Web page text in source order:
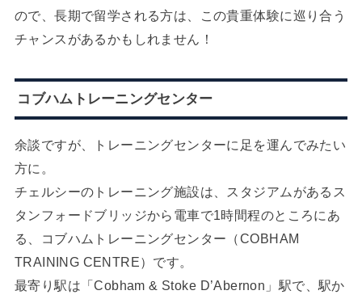
ので、長期で留学される方は、この貴重体験に巡り合う
チャンスがあるかもしれません！
コブハムトレーニングセンター
余談ですが、トレーニングセンターに足を運んでみたい
方に。
チェルシーのトレーニング施設は、スタジアムがあるス
タンフォードブリッジから電車で1時間程のところにあ
る、コブハムトレーニングセンター（COBHAM
TRAINING CENTRE）です。
最寄り駅は「Cobham & Stoke D’Abernon」駅で、駅か